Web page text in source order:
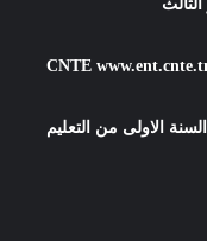
الاولى من التعليم